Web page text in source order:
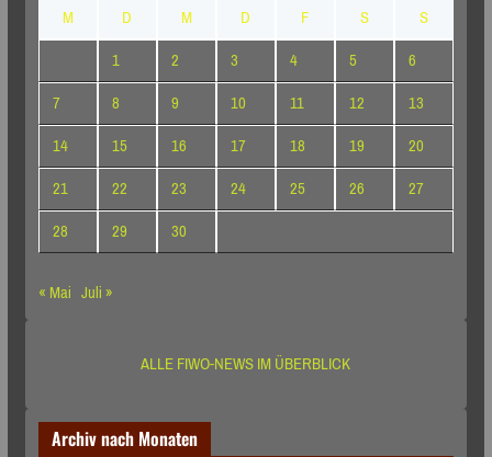
M
D M D F S
S
1
2 3 4 5
6
7
8 9 10 11 12
13
14
15 16 17 18 19
20
21
22 23 24 25 26
27
28
29
30
« Mai Juli »
ALLE FIWO-NEWS IM ÜBERBLICK
Archiv nach Monaten